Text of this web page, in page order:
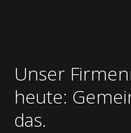
Unser
heute:
das.